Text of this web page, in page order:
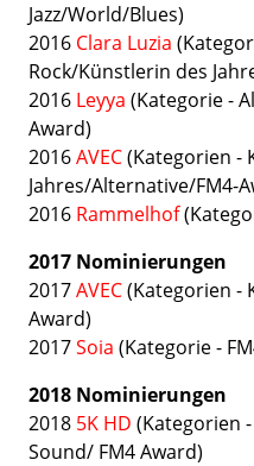
Jazz/World/Blues)
2016 Clara Luzia
Rock/Künstlerin des
2016 Leyya (Kategorie -
Award)
2016AVEC(Kategorien -
Jahres/Alternative/FM4-
2016 Rammelhof
2017 Nominierungen
2017AVEC(Kategorien -
Award)
2017Soia (Kategorie -
2018 Nominierungen
2018 5K HD (Kategorien
Sound/ FM4 Award)